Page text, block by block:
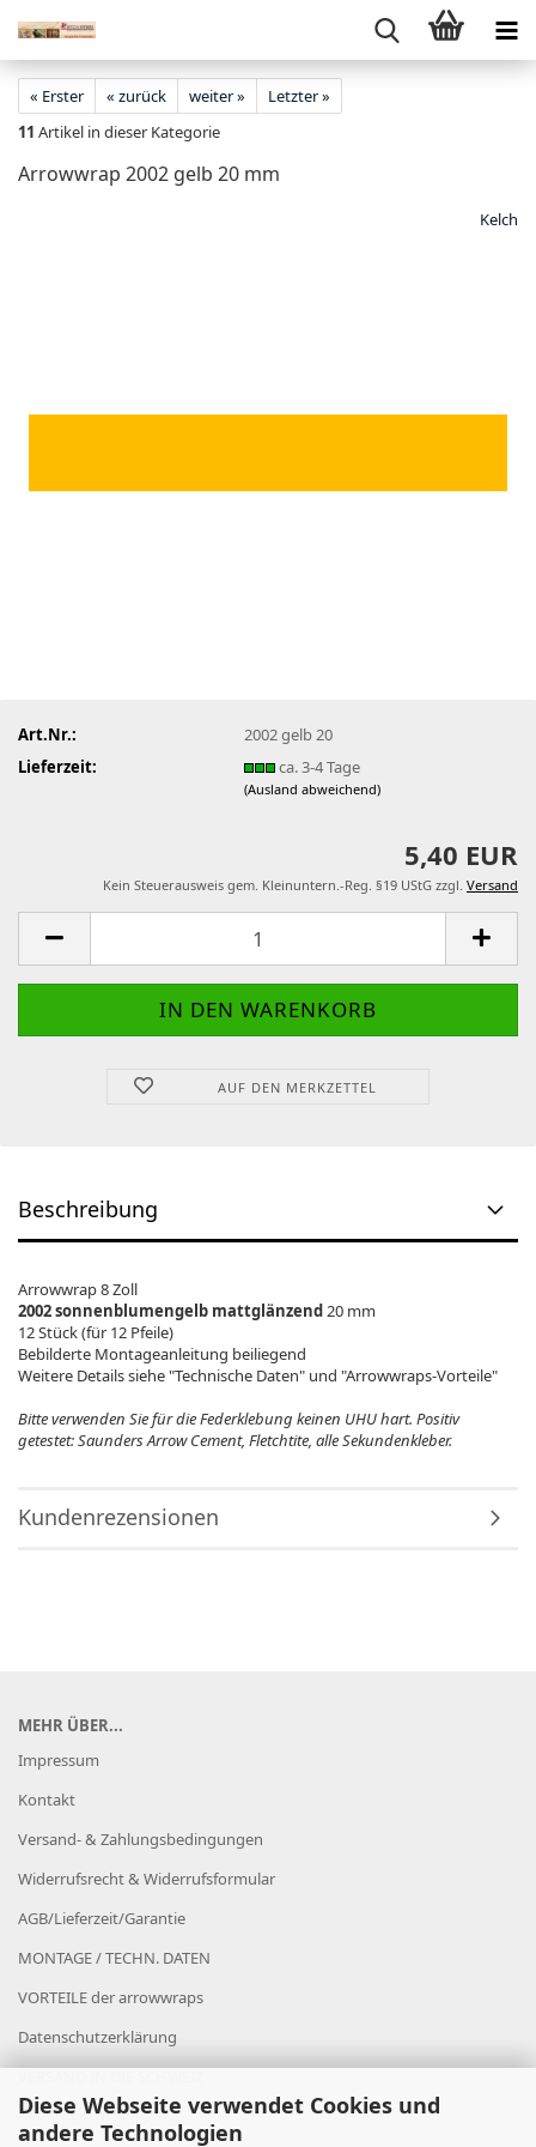
Diese Webseite verwendet Cookies und
andere Technologien
« Erster « zurück weiter »
Letzter »
11 Artikel in dieser Kategorie
Arrowwrap 2002 gelb 20 mm
Kelch
Art.Nr.:
2002 gelb 20
Lieferzeit:
ca. 3-4 Tage
(Ausland abweichend)
5,40 EUR
Kein Steuerausweis gem. Kleinuntern.-Reg. §19 UStG zzgl. Versand
AUF DEN MERKZETTEL
Beschreibung
Arrowwrap 8 Zoll
2002 sonnenblumengelb mattglänzend20 mm
12 Stück (für 12 Pfeile)
Bebilderte Montageanleitung beiliegend
Weitere Details siehe "Technische Daten" und "Arrowwraps-Vorteile"
Bitte verwenden Sie für die Federklebung keinen UHU hart. Positiv
getestet: Saunders Arrow Cement, Fletchtite, alle Sekundenkleber.
Kundenrezensionen
MEHR ÜBER...
Impressum
Kontakt
Versand- & Zahlungsbedingungen
Widerrufsrecht & Widerrufsformular
AGB/Lieferzeit/Garantie
MONTAGE / TECHN. DATEN
VORTEILE der arrowwraps
Datenschutzerklärung
Cookie Einstellungen